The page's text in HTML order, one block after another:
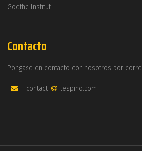
Goethe Institut
Contacto
Póngase en contacto con nosotros por
contact lespino.com